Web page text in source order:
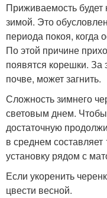
Приживаемость
зимой. Это
периода покоя,
По этой причине
появятся корешки. За
почве, может загнить.
Сложность зимнего
световым днем.
достаточную
в среднем
установку рядом с
Если укоренить
цвести весной.